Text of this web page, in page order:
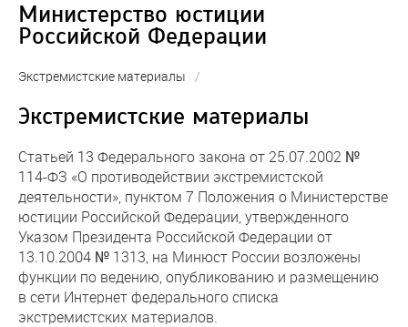
Министерство юстиции
Российской Федерации
Экстремистские материалы /
Экстремистские материалы
Статьей 13 Федерального закона от 25.07.2002 №
114-ФЗ «О противодействии экстремистской
деятельности», пунктом 7 Положения о Министерстве
юстиции Российской Федерации, утвержденного
Указом Президента Российской Федерации от
13.10.2004 № 1313, на Минюст России возложены
функции по ведению, опубликованию и размещению
в сети Интернет федерального списка
экстремистских материалов.